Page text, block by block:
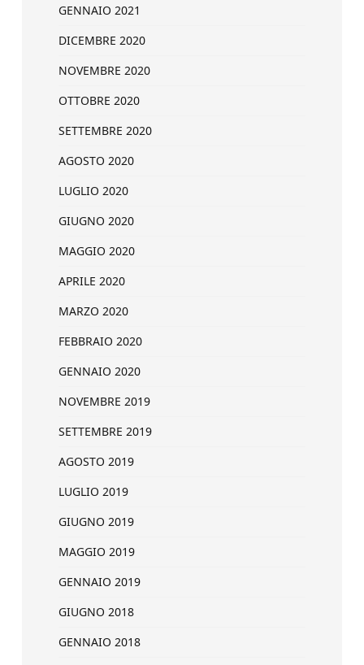
GENNAIO 2021
DICEMBRE 2020
NOVEMBRE 2020
OTTOBRE 2020
SETTEMBRE 2020
AGOSTO 2020
LUGLIO 2020
GIUGNO 2020
MAGGIO 2020
APRILE 2020
MARZO 2020
FEBBRAIO 2020
GENNAIO 2020
NOVEMBRE 2019
SETTEMBRE 2019
AGOSTO 2019
LUGLIO 2019
GIUGNO 2019
MAGGIO 2019
GENNAIO 2019
GIUGNO 2018
GENNAIO 2018